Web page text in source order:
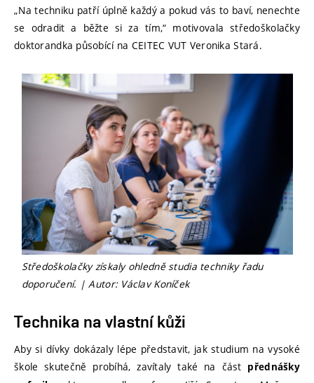
„Na techniku patří úplně každý a pokud vás to baví, nenechte
se odradit a běžte si za tím,“ motivovala středoškolačky
doktorandka působící na CEITEC VUT Veronika Stará.
Středoškolačky získaly ohledně studia techniky řadu
doporučení. | Autor: Václav Koníček
Technika na vlastní kůži
Aby si dívky dokázaly lépe představit, jak studium na vysoké
škole skutečně probíhá, zavítaly také na část přednášky